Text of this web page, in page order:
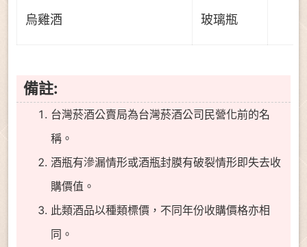
烏雞酒 玻璃瓶
備註:
台灣菸酒公賣局為台灣菸酒公司民營化前的名
稱。
酒瓶有滲漏情形或酒瓶封膜有破裂情形即失去收
購價值。
此類酒品以種類標價，不同年份收購價格亦相
同。